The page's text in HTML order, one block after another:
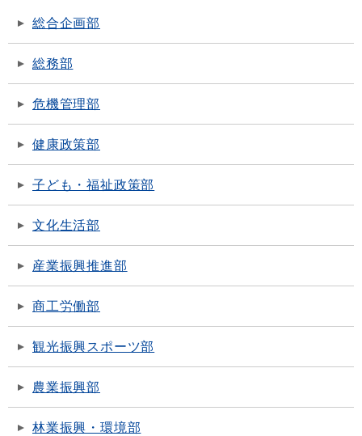
総合企画部
総務部
危機管理部
健康政策部
子ども・福祉政策部
文化生活部
産業振興推進部
商工労働部
観光振興スポーツ部
農業振興部
林業振興・環境部